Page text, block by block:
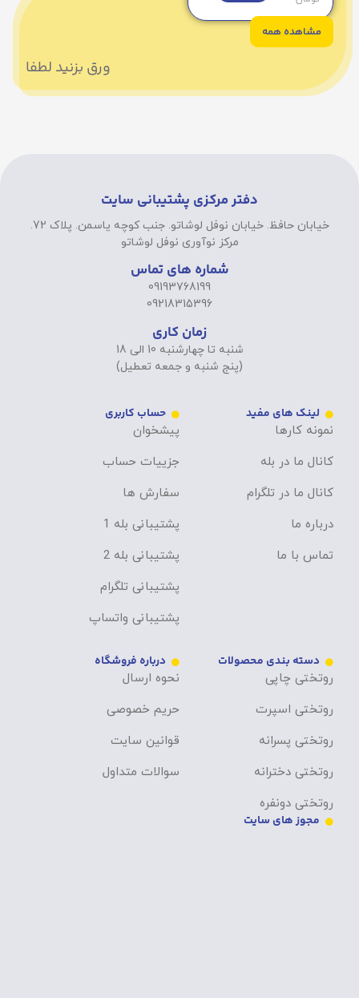
مشاهده همه
ورق بزنید لطفا
دفتر مرکزی پشتیبانی سایت
خیابان حافظ. خیابان نوفل لوشاتو. جنب کوچه یاسمن. پلاک 72.
مرکز نوآوری نوفل لوشاتو
شماره های تماس
09193768199
09218315396
زمان کاری
شنبه تا چهارشنبه 10 الی 18
(پنج شنبه و جمعه تعطیل)
لینک های مفید
نمونه کارها
کانال ما در بله
کانال ما در تلگرام
درباره ما
تماس با ما
حساب کاربری
پیشخوان
جزییات حساب
سفارش ها
پشتیبانی بله 1
پشتیبانی بله 2
پشتیبانی تلگرام
پشتیبانی واتساپ
دسته بندی محصولات
روتختی چاپی
روتختی اسپرت
روتختی پسرانه
روتختی دخترانه
روتختی دونفره
درباره فروشگاه
نحوه ارسال
حریم خصوصی
قوانین سایت
سوالات متداول
مجوز های سایت